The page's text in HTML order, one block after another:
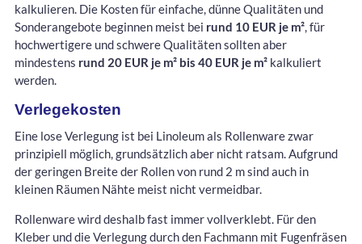
kalkulieren. Die Kosten für einfache, dünne Qualitäten und
Sonderangebote beginnen meist bei rund 10 EUR je m², für
hochwertigere und schwere Qualitäten sollten aber
mindestens rund 20 EUR je m² bis 40 EUR je m² kalkuliert
werden.
Verlegekosten
Eine lose Verlegung ist bei Linoleum als Rollenware zwar
prinzipiell möglich, grundsätzlich aber nicht ratsam. Aufgrund
der geringen Breite der Rollen von rund 2 m sind auch in
kleinen Räumen Nähte meist nicht vermeidbar.
Rollenware wird deshalb fast immer vollverklebt. Für den
Kleber und die Verlegung durch den Fachmann mit Fugenfräsen